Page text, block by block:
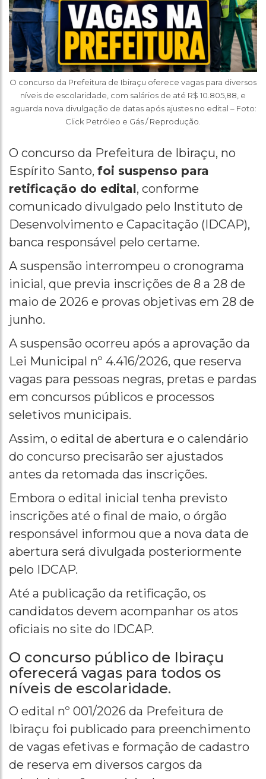
O concurso da Prefeitura de Ibiraçu oferece vagas para diversos
níveis de escolaridade, com salários de até R$ 10.805,88, e
aguarda nova divulgação de datas após ajustes no edital – Foto:
Click Petróleo e Gás / Reprodução.
O concurso da Prefeitura de Ibiraçu, no
Espírito Santo, foi suspenso para
retificação do edital , conforme
comunicado divulgado pelo Instituto de
Desenvolvimento e Capacitação (IDCAP),
banca responsável pelo certame.
A suspensão interrompeu o cronograma
inicial, que previa inscrições de 8 a 28 de
maio de 2026 e provas objetivas em 28 de
junho.
A suspensão ocorreu após a aprovação da
Lei Municipal nº 4.416/2026, que reserva
vagas para pessoas negras, pretas e pardas
em concursos públicos e processos
seletivos municipais.
Assim, o edital de abertura e o calendário
do concurso precisarão ser ajustados
antes da retomada das inscrições.
Embora o edital inicial tenha previsto
inscrições até o final de maio, o órgão
responsável informou que a nova data de
abertura será divulgada posteriormente
pelo IDCAP.
Até a publicação da retificação, os
candidatos devem acompanhar os atos
oficiais no site do IDCAP.
O concurso público de Ibiraçu
oferecerá vagas para todos os
níveis de escolaridade.
O edital nº 001/2026 da Prefeitura de
Ibiraçu foi publicado para preenchimento
de vagas efetivas e formação de cadastro
de reserva em diversos cargos da